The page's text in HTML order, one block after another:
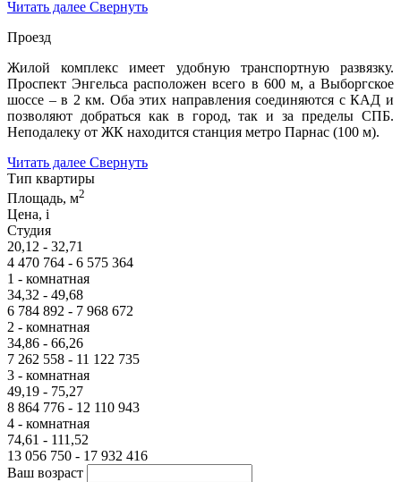
Читать далее Свернуть
Проезд
Жилой комплекс имеет удобную транспортную развязку.
Проспект Энгельса расположен всего в 600 м, а Выборгское
шоссе – в 2 км. Оба этих направления соединяются с КАД и
позволяют добраться как в город, так и за пределы СПБ.
Неподалеку от ЖК находится станция метро Парнас (100 м).
Читать далее Свернуть
Тип квартиры
Площадь, м2
Цена, i
Студия
20,12 - 32,71
4 470 764 - 6 575 364
1 - комнатная
34,32 - 49,68
6 784 892 - 7 968 672
2 - комнатная
34,86 - 66,26
7 262 558 - 11 122 735
3 - комнатная
49,19 - 75,27
8 864 776 - 12 110 943
4 - комнатная
74,61 - 111,52
13 056 750 - 17 932 416
Ваш возраст